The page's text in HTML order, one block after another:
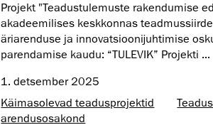
Projekt "Teadustulemuste rakendumise
akadeemilises keskkonnas
äriarenduse ja innovatsioonijuhtimise
parendamise kaudu: “TULEVIK” Projekti ...
1. detsember 2025
Käimasolevad teadusprojektid
arendusosakond